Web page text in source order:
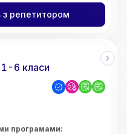
м. Київ здобула
вчитель - дефектолог.
з репетитором
6 класи
програмами: